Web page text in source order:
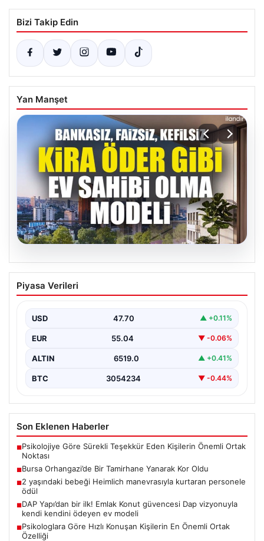
Bizi Takip Edin
Yan Manşet
DAP Yapı’dan bir ilk! Emlak Konut
güvencesi Dap vizyonuyla kendi
Piyasa Verileri
USD 47.70 ▲ +0.11%
EUR 55.04 ▼ -0.06%
ALTIN 6519.0 ▲ +0.41%
BTC 3054234 ▼ -0.44%
Son Eklenen Haberler
■Psikolojiye Göre Sürekli Teşekkür Eden Kişilerin Önemli Ortak
Noktası
■Bursa Orhangazi’de Bir Tamirhane Yanarak Kor Oldu
■2 yaşındaki bebeği Heimlich manevrasıyla kurtaran personele
ödül
■DAP Yapı’dan bir ilk! Emlak Konut güvencesi Dap vizyonuyla
kendi kendini ödeyen ev modeli
■Psikologlara Göre Hızlı Konuşan Kişilerin En Önemli Ortak
Özelliği